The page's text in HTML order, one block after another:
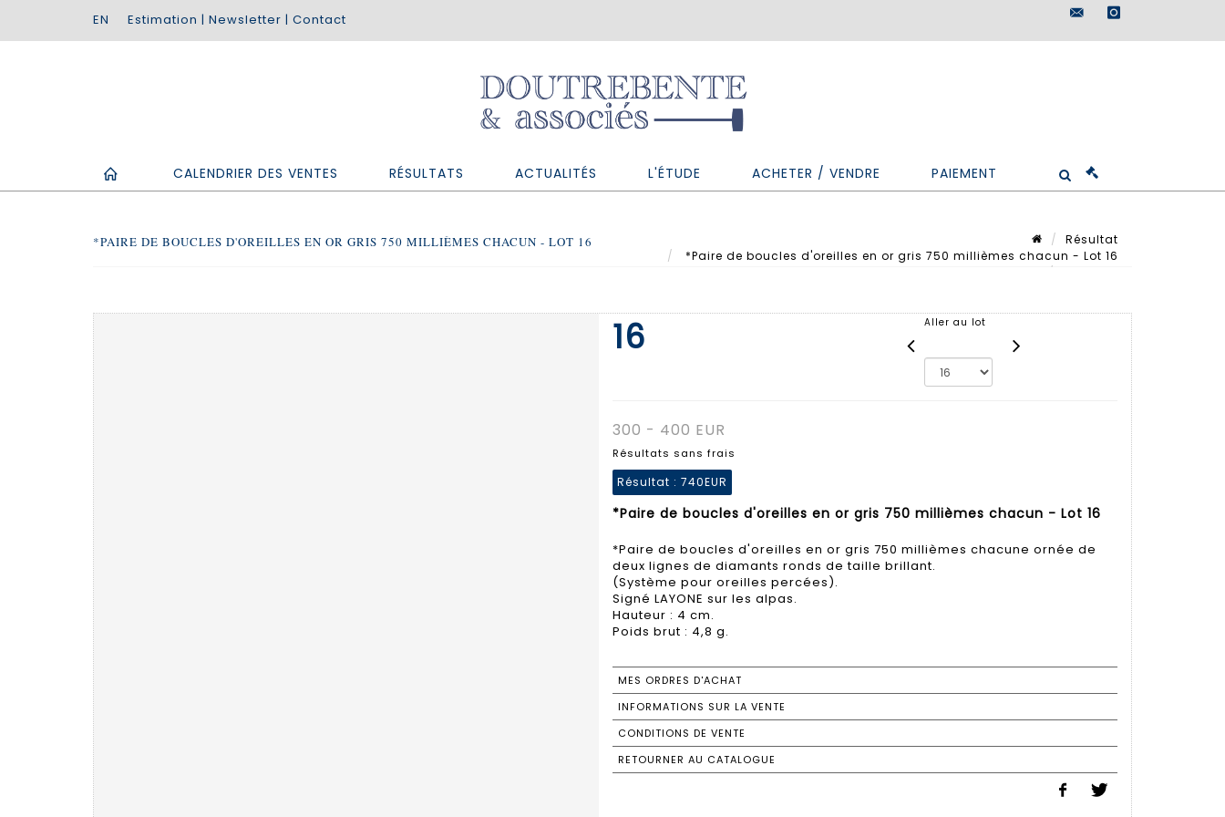
Estimation | Newsletter | Contact
instagram
CALENDRIER DES VENTES RÉSULTATS ACTUALITÉS L'ÉTUDE ACHETER / VENDRE PAIEMENT
*PAIRE DE BOUCLES D'OREILLES EN OR GRIS 750 MILLIÈMES CHACUN - LOT 16
Résultat
*Paire de boucles d'oreilles en or gris 750 millièmes chacun - Lot 16
16 Aller au lot
300 - 400 EUR
Résultats sans frais
Résultat : 740EUR
*Paire de boucles d'oreilles en or gris 750 millièmes chacun - Lot 16
*Paire de boucles d'oreilles en or gris 750 millièmes chacune ornée de
deux lignes de diamants ronds de taille brillant.
(Système pour oreilles percées).
Signé LAYONE sur les alpas.
Hauteur : 4 cm.
Poids brut : 4,8 g.
MES ORDRES D'ACHAT
INFORMATIONS SUR LA VENTE
CONDITIONS DE VENTE
RETOURNER AU CATALOGUE